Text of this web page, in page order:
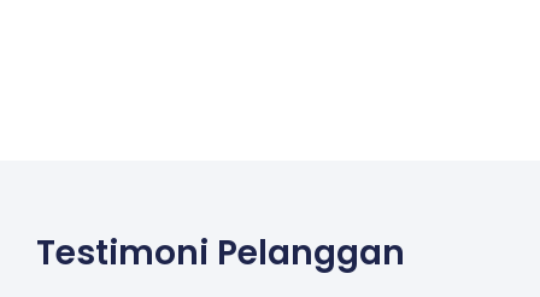
Testimoni Pelanggan